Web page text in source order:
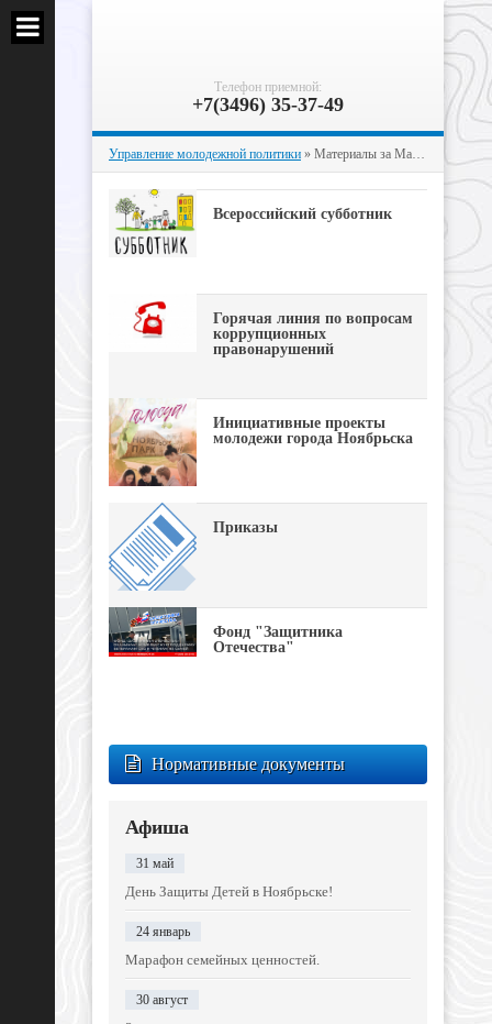
Телефон приемной:
+7(3496) 35-37-49
Управление молодежной политики » Материалы за Май 2026 года
Всероссийский субботник
Горячая линия по вопросам
коррупционных
правонарушений
Инициативные проекты
молодежи города Ноябрьска
Приказы
Фонд "Защитника
Отечества"
Нормативные документы
Афиша
31 май
День Защиты Детей в Ноябрьске!
24 январь
Марафон семейных ценностей.
30 август